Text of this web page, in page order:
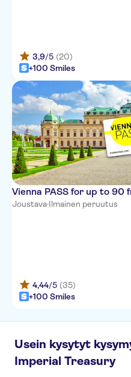
3,9/5 (20)
+100 Smiles
Vienna PASS for up to
Joustava·Ilmainen peruutus
4,44/5 (35)
+100 Smiles
Usein kysytyt
Imperial Treasury